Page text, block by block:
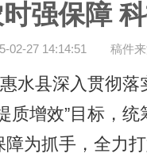
强保障
02-27 14:14:51 稿件
县深入贯彻落
质增效”目标，
为抓手，全力打